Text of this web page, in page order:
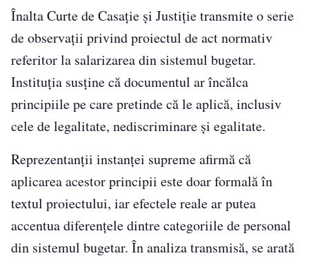
Înalta Curte de Casație și Justiție transmite o serie
de observații privind proiectul de act normativ
referitor la salarizarea din sistemul bugetar.
Instituția susține că documentul ar încălca
principiile pe care pretinde că le aplică, inclusiv
cele de legalitate, nediscriminare și egalitate.
Reprezentanții instanței supreme afirmă că
aplicarea acestor principii este doar formală în
textul proiectului, iar efectele reale ar putea
accentua diferențele dintre categoriile de personal
din sistemul bugetar. În analiza transmisă, se arată